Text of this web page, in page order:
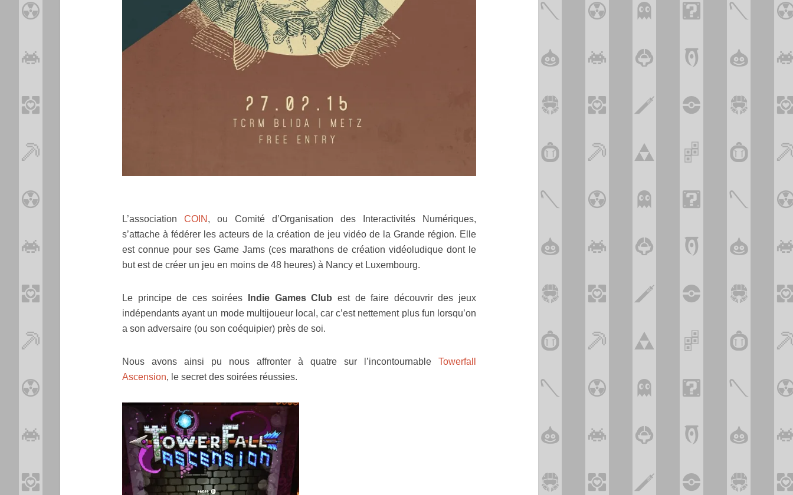
L’association COIN , ou Comité d’Organisation des Interactivités Numériques,
s’attache à fédérer les acteurs de la création de jeu vidéo de la Grande région. Elle
est connue pour ses Game Jams (ces marathons de création vidéoludique dont le
but est de créer un jeu en moins de 48 heures) à Nancy et Luxembourg.
Le principe de ces soirées Indie Games Club est de faire découvrir des jeux
indépendants ayant un mode multijoueur local, car c’est nettement plus fun lorsqu’on
a son adversaire (ou son coéquipier) près de soi.
Nous avons ainsi pu nous affronter à quatre sur l’incontournable Towerfall
Ascension, le secret des soirées réussies.